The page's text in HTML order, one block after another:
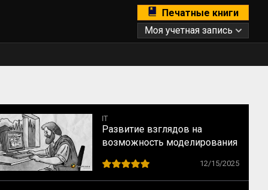
Печатные книги
Моя учетная запись
IT
Развитие взглядов на
возможность моделирования
Платона до наших дней12/15/2025